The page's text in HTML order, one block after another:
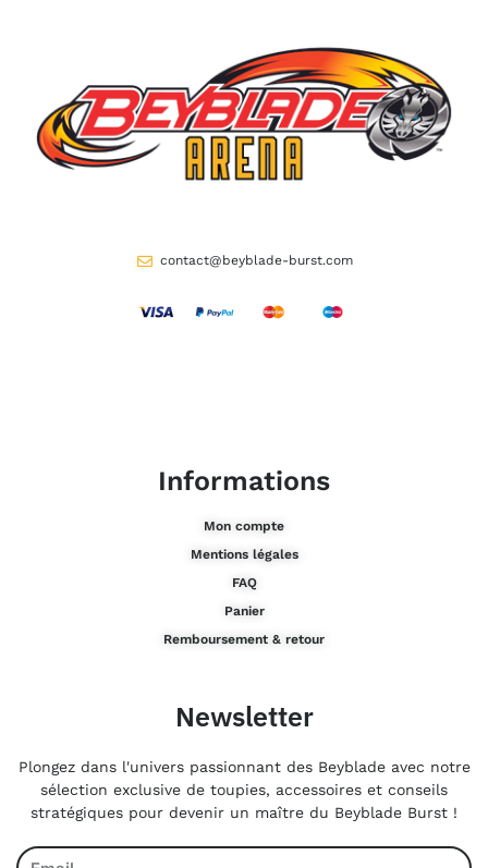
contact@beyblade-burst.com
Informations
Mon compte
Mentions légales
FAQ
Panier
Remboursement & retour
Newsletter
Plongez dans l'univers passionnant des Beyblade avec notre
sélection exclusive de toupies, accessoires et conseils
stratégiques pour devenir un maître du Beyblade Burst !